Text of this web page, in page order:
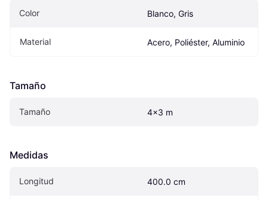
Color Blanco, Gris
Material Acero, Poliéster, Aluminio
Tamaño
Tamaño 4x3 m
Medidas
Longitud 400.0 cm